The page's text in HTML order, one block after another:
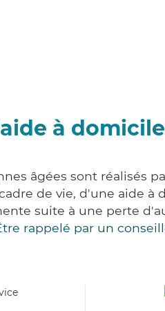
à
âgées sont réalisés
de vie, d'une aide
suite à une perte
rappelé par un